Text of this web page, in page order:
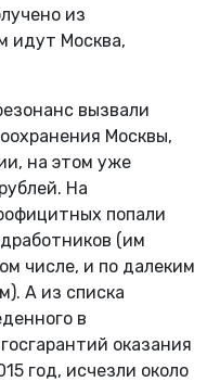
из
идут Москва,
вызвали
Москвы,
на этом уже
На
попали
(им
числе, и по далеким
А из списка
в
оказания
год, исчезли около